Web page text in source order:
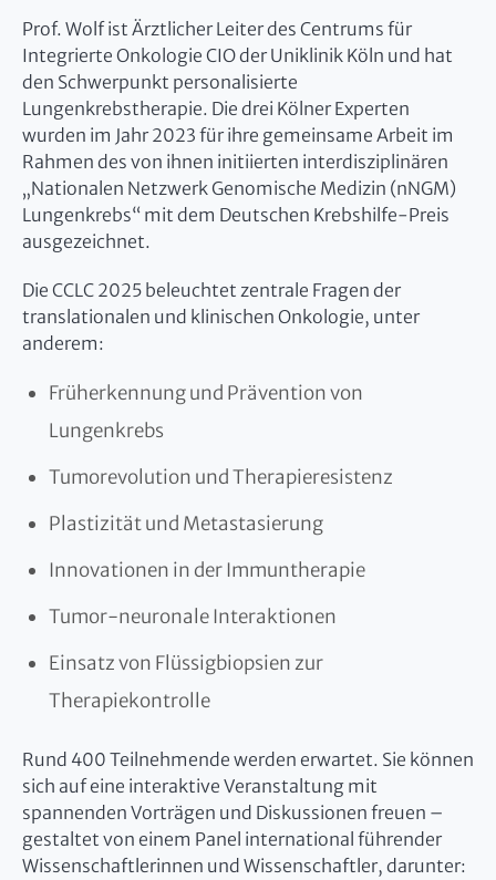
Prof. Wolf ist Ärztlicher Leiter des Centrums für
Integrierte Onkologie CIO der Uniklinik Köln und hat
den Schwerpunkt personalisierte
Lungenkrebstherapie. Die drei Kölner Experten
wurden im Jahr 2023 für ihre gemeinsame Arbeit im
Rahmen des von ihnen initiierten interdisziplinären
„Nationalen Netzwerk Genomische Medizin (nNGM)
Lungenkrebs“ mit dem Deutschen Krebshilfe-Preis
ausgezeichnet.
Die CCLC 2025 beleuchtet zentrale Fragen der
translationalen und klinischen Onkologie, unter
anderem:
Früherkennung und Prävention von
Lungenkrebs
Tumorevolution und Therapieresistenz
Plastizität und Metastasierung
Innovationen in der Immuntherapie
Tumor-neuronale Interaktionen
Einsatz von Flüssigbiopsien zur
Therapiekontrolle
Rund 400 Teilnehmende werden erwartet. Sie können
sich auf eine interaktive Veranstaltung mit
spannenden Vorträgen und Diskussionen freuen –
gestaltet von einem Panel international führender
Wissenschaftlerinnen und Wissenschaftler, darunter: